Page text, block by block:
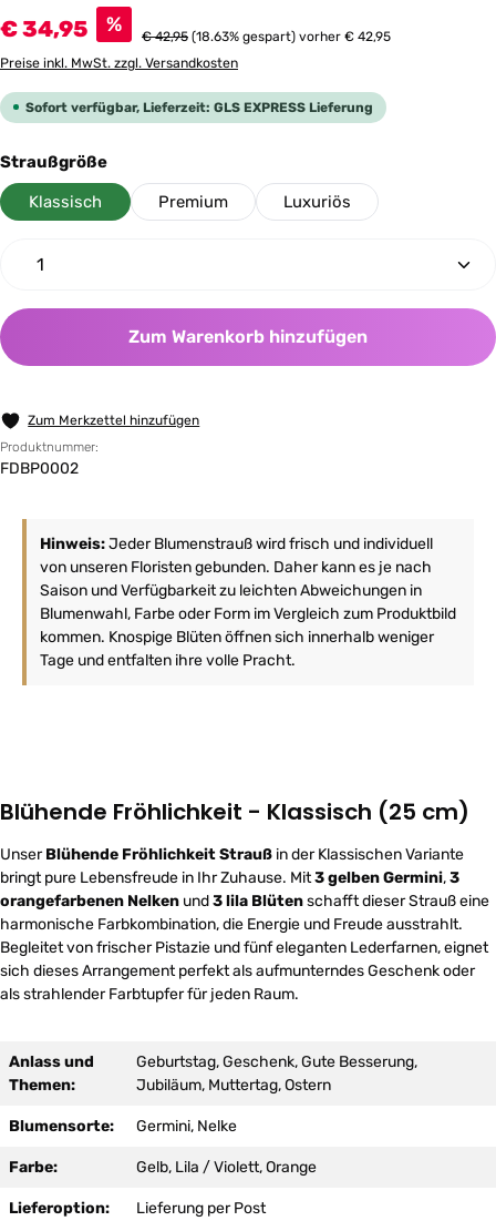
Verkaufspreis:
€ 34,95 % Regulärer Preis:
€ 42,95 (18.63% gespart) vorher € 42,95
Preise inkl. MwSt. zzgl. Versandkosten
Sofort verfügbar, Lieferzeit: GLS EXPRESS Lieferung
Straußgrößeauswählen
Klassisch Premium Luxuriös
Zum Warenkorb hinzufügen
Zum Merkzettel hinzufügen
Produktnummer:
FDBP0002
Hinweis:Jeder Blumenstrauß wird frisch und individuell
von unseren Floristen gebunden. Daher kann es je nach
Saison und Verfügbarkeit zu leichten Abweichungen in
Blumenwahl, Farbe oder Form im Vergleich zum Produktbild
kommen. Knospige Blüten öffnen sich innerhalb weniger
Tage und entfalten ihre volle Pracht.
Blühende Fröhlichkeit - Klassisch (25 cm)
UnserBlühende Fröhlichkeit Strauß in der Klassischen Variante
bringt pure Lebensfreude in Ihr Zuhause. Mit3 gelben Germini,3
orangefarbenen Nelken und3 lila Blütenschafft dieser Strauß eine
harmonische Farbkombination, die Energie und Freude ausstrahlt.
Begleitet von frischer Pistazie und fünf eleganten Lederfarnen, eignet
sich dieses Arrangement perfekt als aufmunterndes Geschenk oder
als strahlender Farbtupfer für jeden Raum.
Anlass und
Themen:
Geburtstag, Geschenk, Gute Besserung,
Jubiläum, Muttertag, Ostern
Blumensorte: Germini, Nelke
Farbe: Gelb, Lila / Violett, Orange
Lieferoption: Lieferung per Post